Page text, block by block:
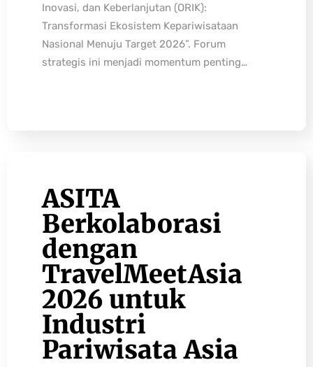
Inovasi, dan Keberlanjutan (ORIK):
Transformasi Ekosistem Kepariwisataan
Nasional Menuju Target 2026”. Forum
strategis ini menjadi momentum penting…
ASITA
Berkolaborasi
dengan
TravelMeetAsia
2026 untuk
Industri
Pariwisata Asia